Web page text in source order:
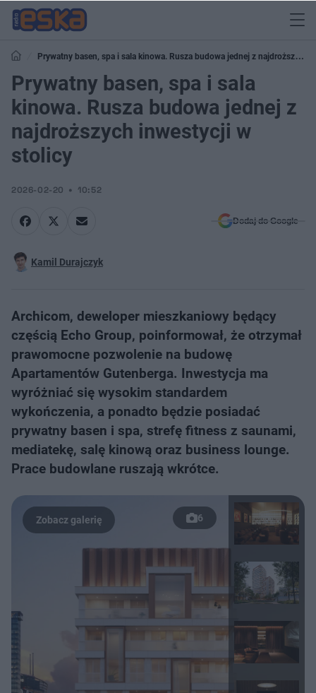
Prywatny basen, spa i sala kinowa. Rusza budowa jednej z najdroższych
inwestycji w stolicy
Prywatny basen, spa i sala
kinowa. Rusza budowa jednej z
najdroższych inwestycji w
stolicy
2026-02-20 10:52
Dodaj do Google
Kamil Durajczyk
Archicom, deweloper mieszkaniowy będący
częścią Echo Group, poinformował, że otrzymał
prawomocne pozwolenie na budowę
Apartamentów Gutenberga. Inwestycja ma
wyróżniać się wysokim standardem
wykończenia, a ponadto będzie posiadać
prywatny basen i spa, strefę fitness z saunami,
mediatekę, salę kinową oraz business lounge.
Prace budowlane ruszają wkrótce.
6